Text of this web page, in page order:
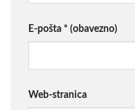
E-pošta * (obavezno)
Web-stranica